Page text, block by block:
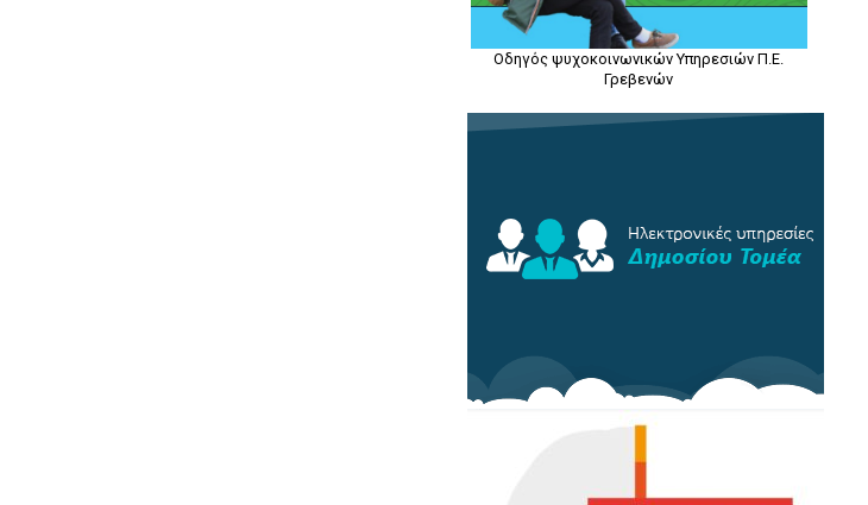
Οδηγός ψυχοκοινωνικών Υπηρεσιών Π.Ε.
Γρεβενών